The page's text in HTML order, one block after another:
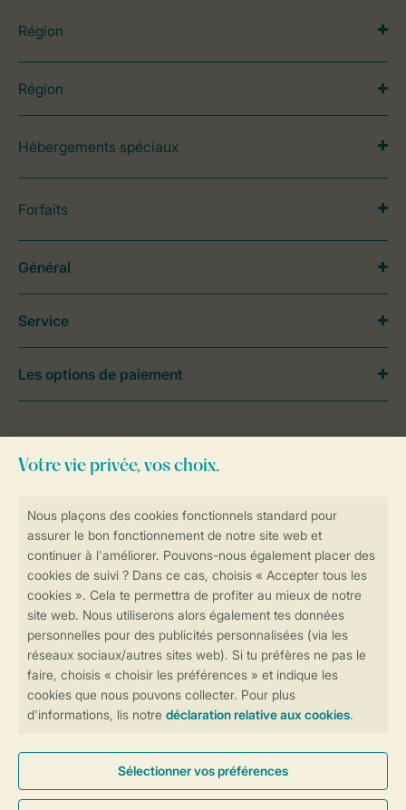
Plus d’infos et préférences
Réservations en ligne rapides et sécurisées
Transmission sécurisée des données
Paiement sécurisé
Région
Région
Hébergements spéciaux
Forfaits
contactez notreContact Center.
Général
Service
Les options de paiement